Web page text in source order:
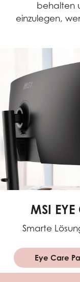
behalten
einzulegen,
MSI
Smarte
Eye Care